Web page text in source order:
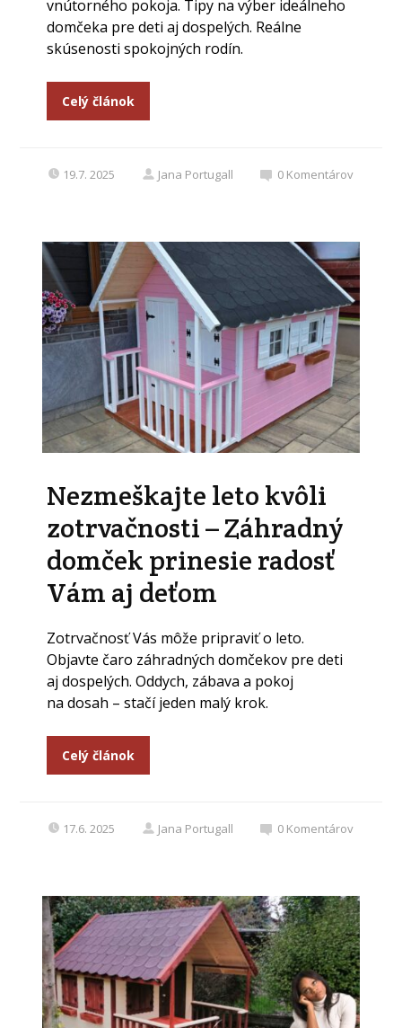
vnútorného pokoja. Tipy na výber ideálneho
domčeka pre deti aj dospelých. Reálne
skúsenosti spokojných rodín.
Celý článok
19.7. 2025 Jana Portugall 0 Komentárov
Nezmeškajte leto kvôli
zotrvačnosti – Záhradný
domček prinesie radosť
Vám aj deťom
Zotrvačnosť Vás môže pripraviť o leto.
Objavte čaro záhradných domčekov pre deti
aj dospelých. Oddych, zábava a pokoj
na dosah – stačí jeden malý krok.
Celý článok
17.6. 2025 Jana Portugall 0 Komentárov